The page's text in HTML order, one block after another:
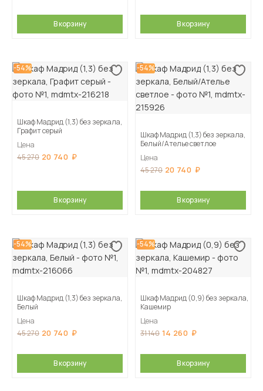
В корзину В корзину
-54%
Шкаф Мадрид (1,3) без зеркала,
Графит серый
Цена
45 270 20 740
В корзину
-54%
Шкаф Мадрид (1,3) без зеркала,
Белый/Ателье светлое
Цена
45 270 20 740
В корзину
-54%
Шкаф Мадрид (1,3) без зеркала,
Белый
Цена
45 270 20 740
В корзину
-54%
Шкаф Мадрид (0,9) без зеркала,
Кашемир
Цена
31 140 14 260
В корзину